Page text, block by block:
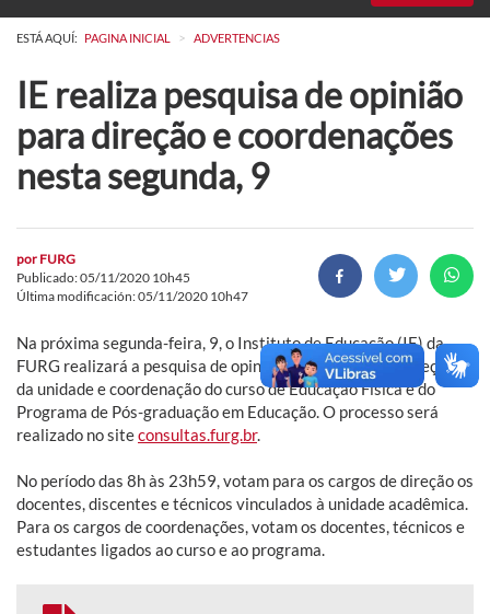
ESTÁ AQUÍ: PAGINA INICIAL > ADVERTENCIAS
IE realiza pesquisa de opinião
para direção e coordenações
nesta segunda, 9
por FURG
Publicado: 05/11/2020 10h45
Última modificación: 05/11/2020 10h47
Na próxima segunda-feira, 9, o Instituto de Educação (IE) da
FURG realizará a pesquisa de opinião para escolha da direção
da unidade e coordenação do curso de Educação Física e do
Programa de Pós-graduação em Educação. O processo será
realizado no siteconsultas.furg.br.
No período das 8h às 23h59, votam para os cargos de direção os
docentes, discentes e técnicos vinculados à unidade acadêmica.
Para os cargos de coordenações, votam os docentes, técnicos e
estudantes ligados ao curso e ao programa.